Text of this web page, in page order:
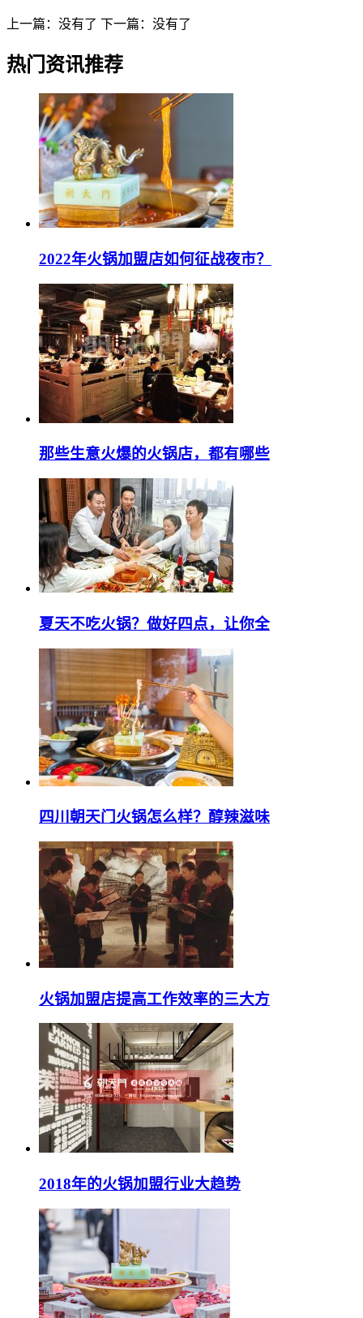
上一篇：没有了 下一篇：没有了
热门资讯推荐
2022年火锅加盟店如何征战夜市？
那些生意火爆的火锅店，都有哪些
夏天不吃火锅？做好四点，让你全
四川朝天门火锅怎么样？醇辣滋味
火锅加盟店提高工作效率的三大方
2018年的火锅加盟行业大趋势